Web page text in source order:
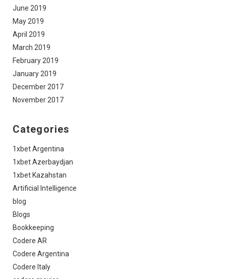
June 2019
May 2019
April 2019
March 2019
February 2019
January 2019
December 2017
November 2017
Categories
1xbet Argentina
1xbet Azerbaydjan
1xbet Kazahstan
Artificial Intelligence
blog
Blogs
Bookkeeping
Codere AR
Codere Argentina
Codere Italy